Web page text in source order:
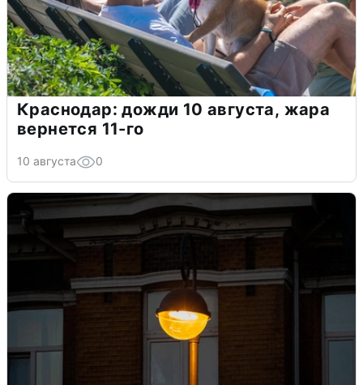
Краснодар: дожди 10 августа, жара
вернется 11-го
10 августа 0